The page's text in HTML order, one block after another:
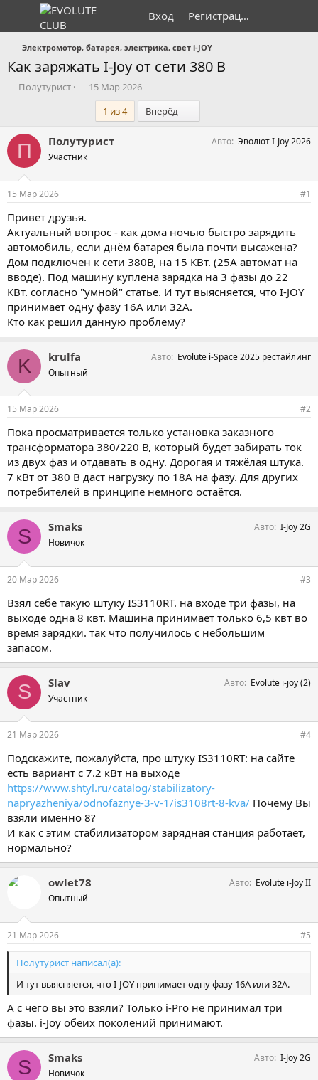
Вход Регистрация
Электромотор, батарея, электрика, свет i-JOY
Как заряжать I-Joy от сети 380 В
А
р
т
м
ы
Полутурист
Д
н
а
а
15 Мар 2026
1 из 4
Вперёд
П Полутурист
Участник
Авто Эволют I-Joy 2026
15 Мар 2026 #1
Привет друзья.
Актуальный вопрос - как дома ночью быстро зарядить
автомобиль, если днём батарея была почти высажена?
Дом подключен к сети 380В, на 15 КВт. (25А автомат на
вводе). Под машину куплена зарядка на 3 фазы до 22
КВт. согласно "умной" статье. И тут выясняется, что I-JOY
принимает одну фазу 16А или 32А.
Кто как решил данную проблему?
K krulfa
Опытный
Авто Evolute i-Space 2025 рестайлинг
15 Мар 2026 #2
Пока просматривается только установка заказного
трансформатора 380/220 В, который будет забирать ток
из двух фаз и отдавать в одну. Дорогая и тяжёлая штука.
7 кВт от 380 В даст нагрузку по 18А на фазу. Для других
потребителей в принципе немного остаётся.
S Smaks
Новичок
Авто I-Joy 2G
20 Мар 2026 #3
Взял себе такую штуку IS3110RT. на входе три фазы, на
выходе одна 8 квт. Машина принимает только 6,5 квт во
время зарядки. так что получилось с небольшим
запасом.
S Slav
Участник
Авто Evolute i-joy (2)
21 Мар 2026 #4
Подскажите, пожалуйста, про штуку IS3110RT: на сайте
есть вариант с 7.2 кВт на выходе
https://www.shtyl.ru/catalog/stabilizatory-
napryazheniya/odnofaznye-3-v-1/is3108rt-8-kva/ Почему Вы
взяли именно 8?
И как с этим стабилизатором зарядная станция работает,
нормально?
owlet78
Опытный
Авто Evolute i-Joy II
21 Мар 2026 #5
Полутурист написал(а):
И тут выясняется, что I-JOY принимает одну фазу 16А или 32А.
А с чего вы это взяли? Только i-Pro не принимал три
фазы. i-Joy обеих поколений принимают.
S Smaks
Новичок
Авто I-Joy 2G